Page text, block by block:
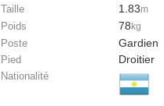
Taille 1.83m
Poids 78 kg
Poste Gardien
Pied Droitier
Nationalité